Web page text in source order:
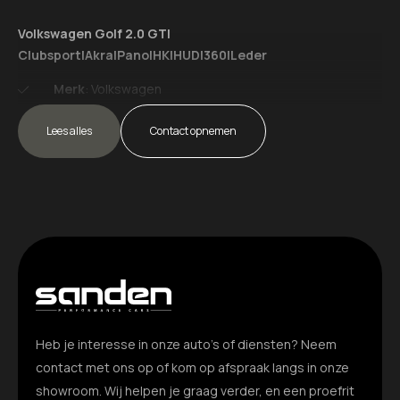
Dimlichten automatisch
Extra getint glas achter
Lichtmetalen velgen 19"
Metaalkleur
Panoramadak
Volkswagen Golf 2.0 GTI
Clubsport|Akra|Pano|HK|HUD|360|Leder
Merk: Volkswagen
: Golf
Tellerstand
: 30550 KM
Carrosserievorm: Hatchback
Transmissie: Automaat
: Leder
Kleur interieur: zwart
Aantal cilinders: 4
Vermogen: 220 kW / 300pk
Ledig gewicht: 1354 kg
Lees alles Contact opnemen
Heb je interesse in onze auto’s of diensten? Neem
contact met ons op of kom op afspraak langs in onze
showroom. Wij helpen je graag verder, en een proefrit